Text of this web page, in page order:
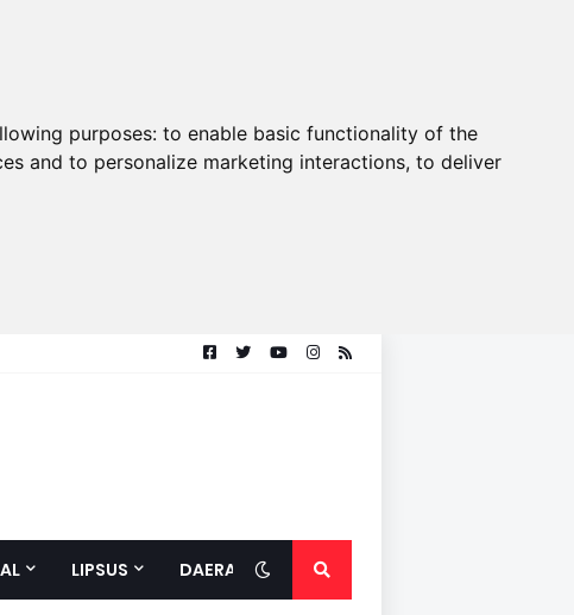
purposes: to enable basic functionality of the
and to personalize marketing interactions, to deliver
LIPSUS DAERAH